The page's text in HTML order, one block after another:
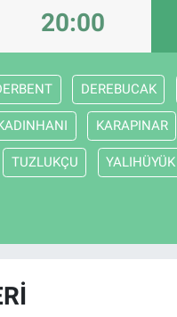
20:00
DEREBUCAK
KARAPINAR
TUZLUKÇU YALIHÜYÜK